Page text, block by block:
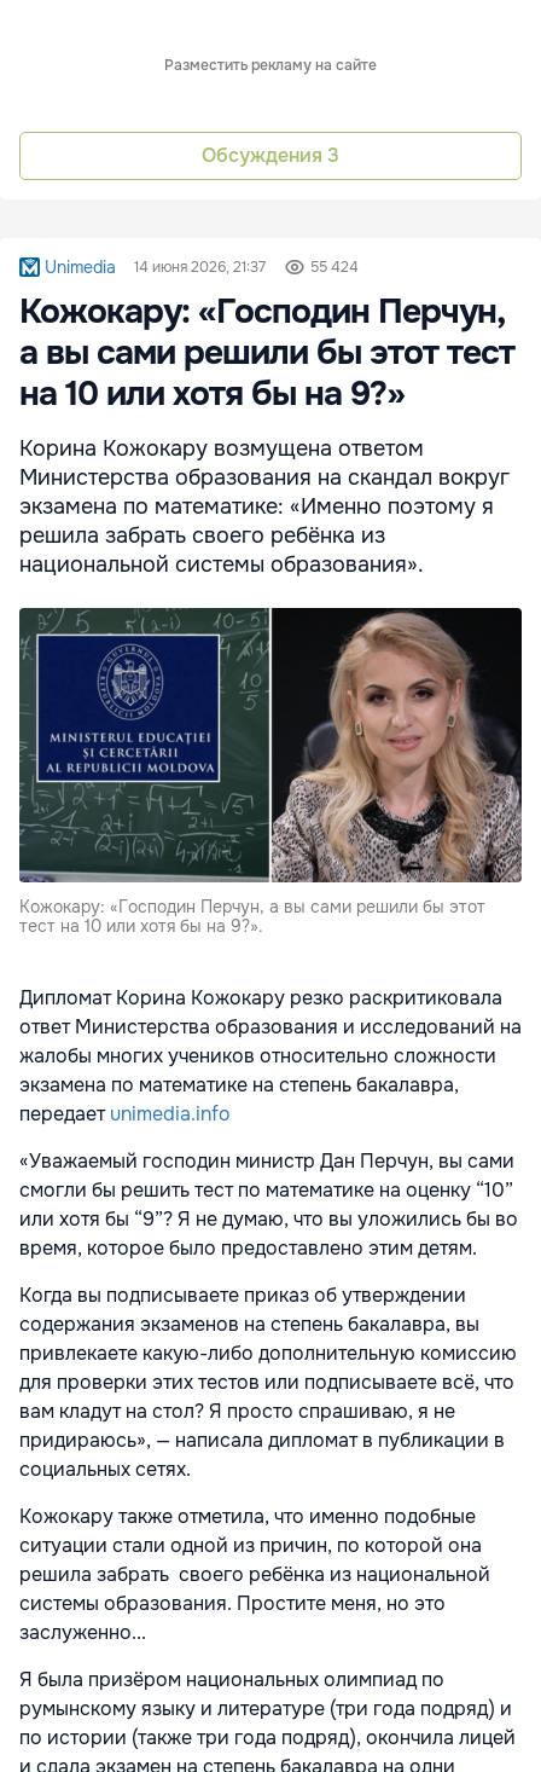
Разместить рекламу на сайте
Обсуждения 3
Unimedia 14 июня 2026, 21:37 55 424
Кожокару: «Господин Перчун,
а вы сами решили бы этот тест
на 10 или хотя бы на 9?»
Корина Кожокару возмущена ответом
Министерства образования на скандал вокруг
экзамена по математике: «Именно поэтому я
решила забрать своего ребёнка из
национальной системы образования».
Кожокару: «Господин Перчун, а вы сами решили бы этот
тест на 10 или хотя бы на 9?».
Дипломат Корина Кожокару резко раскритиковала
ответ Министерства образования и исследований на
жалобы многих учеников относительно сложности
экзамена по математике на степень бакалавра,
передаетunimedia.info
«Уважаемый господин министр Дан Перчун, вы сами
смогли бы решить тест по математике на оценку “10”
или хотя бы “9”? Я не думаю, что вы уложились бы во
время, которое было предоставлено этим детям.
Когда вы подписываете приказ об утверждении
содержания экзаменов на степень бакалавра, вы
привлекаете какую-либо дополнительную комиссию
для проверки этих тестов или подписываете всё, что
вам кладут на стол? Я просто спрашиваю, я не
придираюсь», — написала дипломат в публикации в
социальных сетях.
Кожокару также отметила, что именно подобные
ситуации стали одной из причин, по которой она
решила забрать своего ребёнка из национальной
системы образования. Простите меня, но это
заслуженно...
Я была призёром национальных олимпиад по
румынскому языку и литературе (три года подряд) и
по истории (также три года подряд), окончила лицей
и сдала экзамен на степень бакалавра на одни